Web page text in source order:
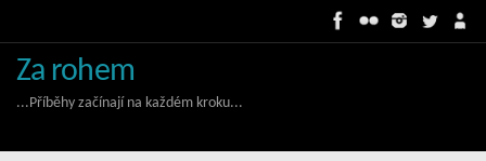
Za rohem
...Příběhy začínají na každém kroku...